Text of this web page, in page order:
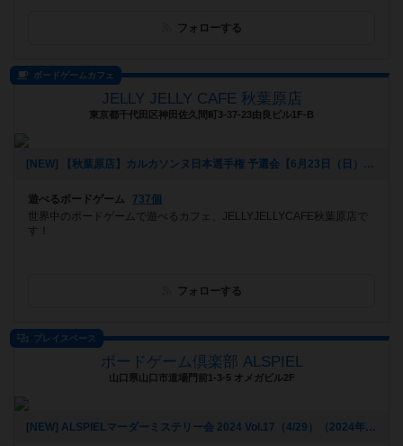
フォローする
ボードゲームカフェ
JELLY JELLY CAFE 秋葉原店
東京都千代田区神田佐久間町3-37-23由良ビル1F-B
[NEW] 【秋葉原店】カルカソンヌ日本選手権 予選会【6月23日（日）】（2024年05月15日 15時55分）
遊べるボードゲーム
737個
世界中のボードゲームで遊べるカフェ、JELLYJELLYCAFE秋葉原店で
す！
フォローする
プレイスペース
ボードゲーム倶楽部 ALSPIEL
山口県山口市道場門前1-3-5 オメガビル2F
[NEW] ALSPIELマーダーミステリー会 2024 Vol.17（4/29）（2024年04月01日 19時47分）